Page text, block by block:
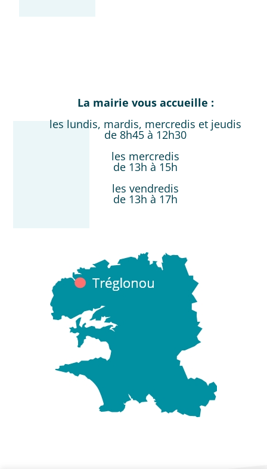
La mairie vous accueille :
les lundis, mardis, mercredis et jeudis
de 8h45 à 12h30
les mercredis
de 13h à 15h
les vendredis
de 13h à 17h